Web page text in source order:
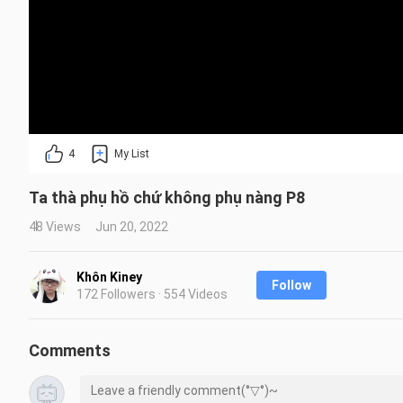
4 My List
Ta thà phụ hồ chứ không phụ nàng P8
48 Views Jun 20, 2022
Khôn Kiney
172 Followers · 554 Videos
Follow
Comments